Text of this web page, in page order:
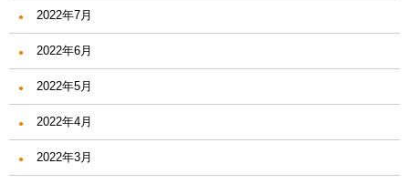
2022年7月
2022年6月
2022年5月
2022年4月
2022年3月